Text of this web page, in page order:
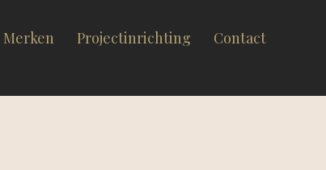
Merken Projectinrichting Contact